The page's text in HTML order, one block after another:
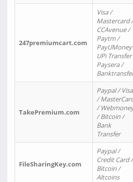
247premiumcart.com
Visa /
Mastercard /
CCAvenue /
Paytm /
UPi
Paysera /
TakePremium.com
Paypal / Visa
/
/
/ Bitcoin /
Bank
Transfer
FileSharingKey.com
Paypal /
Credit Card /
Bitcoin /
Altcoins